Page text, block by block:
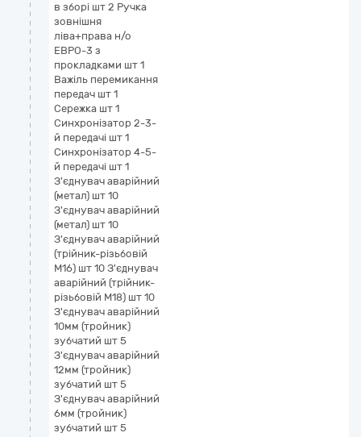
в зборі шт 2 Ручка
зовнішня
ліва+права н/о
ЕВРО-3 з
прокладками шт 1
Важіль перемикання
передач шт 1
Сережка шт 1
Синхронізатор 2-3-
й передачі шт 1
Синхронізатор 4-5-
й передачі шт 1
З'єднувач аварійний
(метал) шт 10
З'єднувач аварійний
(метал) шт 10
З'єднувач аварійний
(трійник-різьбовій
М16) шт 10 З'єднувач
аварійний (трійник-
різьбовій М18) шт 10
З'єднувач аварійний
10мм (тройник)
зубчатий шт 5
З'єднувач аварійний
12мм (тройник)
зубчатий шт 5
З'єднувач аварійний
6мм (тройник)
зубчатий шт 5